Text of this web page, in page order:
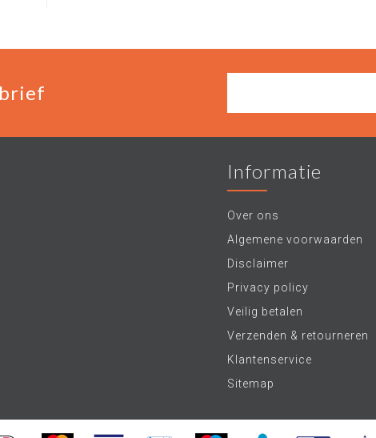
Informatie
Over ons
Algemene voorwaarden
Disclaimer
Privacy policy
Veilig betalen
Verzenden & retourneren
Klantenservice
Sitemap